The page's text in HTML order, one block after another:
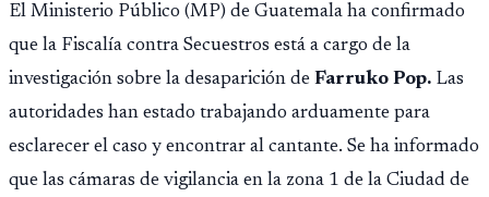
El Ministerio Público (MP) de Guatemala ha confirmado
que la Fiscalía contra Secuestros está a cargo de la
investigación sobre la desaparición de Farruko Pop. Las
autoridades han estado trabajando arduamente para
esclarecer el caso y encontrar al cantante. Se ha informado
que las cámaras de vigilancia en la zona 1 de la Ciudad de